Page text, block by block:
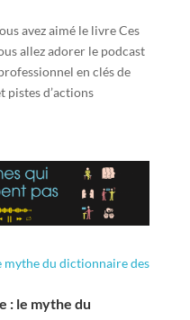
avez aimé le livre Ces
allez adorer le podcast
en clés de
pistes d’actions
mythe du dictionnaire des
: le mythe du